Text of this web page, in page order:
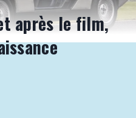
après le film,